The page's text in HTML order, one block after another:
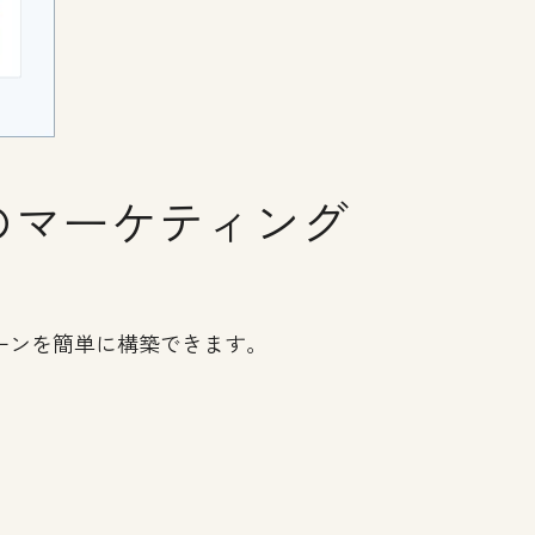
ーケティング
を簡単に構築できます。